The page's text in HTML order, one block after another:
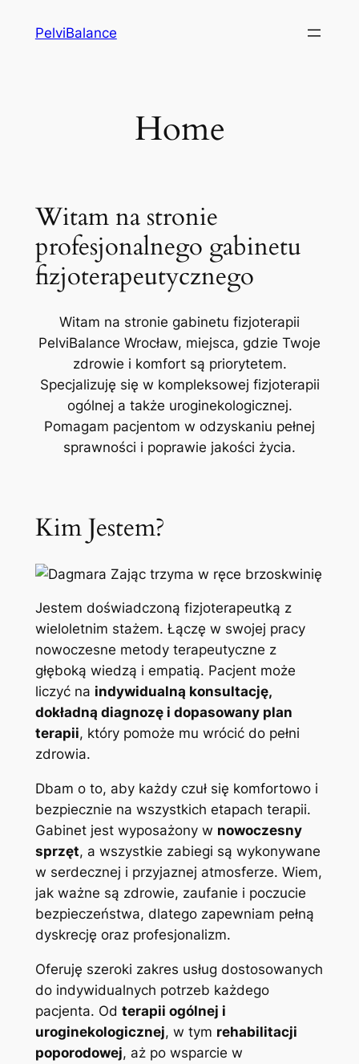
PelviBalance
Home
Witam na stronie
profesjonalnego gabinetu
fizjoterapeutycznego
Witam na stronie gabinetu fizjoterapii
PelviBalance Wrocław, miejsca, gdzie Twoje
zdrowie i komfort są priorytetem.
Specjalizuję się w kompleksowej fizjoterapii
ogólnej a także uroginekologicznej.
Pomagam pacjentom w odzyskaniu pełnej
sprawności i poprawie jakości życia.
Kim Jestem?
Jestem doświadczoną fizjoterapeutką z
wieloletnim stażem. Łączę w swojej pracy
nowoczesne metody terapeutyczne z
głęboką wiedzą i empatią. Pacjent może
liczyć na indywidualną konsultację,
dokładną diagnozę i dopasowany plan
terapii, który pomoże mu wrócić do pełni
zdrowia.
Dbam o to, aby każdy czuł się komfortowo i
bezpiecznie na wszystkich etapach terapii.
Gabinet jest wyposażony w nowoczesny
sprzęt, a wszystkie zabiegi są wykonywane
w serdecznej i przyjaznej atmosferze. Wiem,
jak ważne są zdrowie, zaufanie i poczucie
bezpieczeństwa, dlatego zapewniam pełną
dyskrecję oraz profesjonalizm.
Oferuję szeroki zakres usług dostosowanych
do indywidualnych potrzeb każdego
pacjenta. Od terapii ogólnej i
uroginekologicznej, w tym rehabilitacji
poporodowej, aż po wsparcie w